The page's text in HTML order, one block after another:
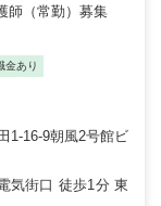
師（常勤）募集
金あり
1-16-9朝風2号館ビ
気街口 徒歩1分 東